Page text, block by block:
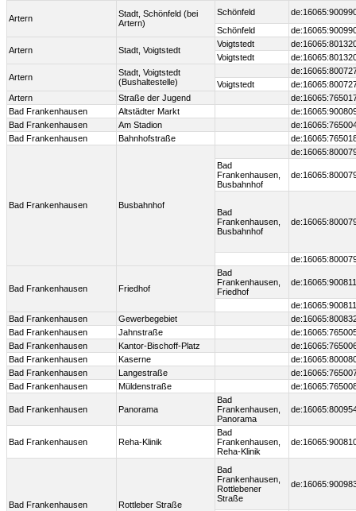
Artern
Stadt, Schönfeld (bei
Artern)
Schönfeld
Schönfeld
Artern Stadt, Voigtstedt
Voigtstedt
Voigtstedt
Artern
Stadt, Voigtstedt
(Bushaltestelle)
Voigtstedt
Artern
Straße der Jugend
Bad Frankenhausen
Altstädter Markt
Bad Frankenhausen
Am Stadion
Bad Frankenhausen
Bahnhofstraße
Bad Frankenhausen Busbahnhof
Bad
Frankenhausen,
Busbahnhof
Bad
Frankenhausen,
Busbahnhof
Bad Frankenhausen Friedhof
Bad
Frankenhausen,
Friedhof
Bad Frankenhausen
Gewerbegebiet
Bad Frankenhausen
Jahnstraße
Bad Frankenhausen
Kantor-Bischoff-Platz
Bad Frankenhausen
Kaserne
Bad Frankenhausen
Langestraße
Bad Frankenhausen
Müldenstraße
Bad Frankenhausen Panorama
Bad
Frankenhausen,
Panorama
Bad Frankenhausen Reha-Klinik
Bad
Frankenhausen,
Reha-Klinik
Bad Frankenhausen Rottleber Straße
Bad
Frankenhausen,
Rottlebener
Straße